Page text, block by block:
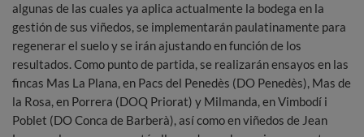
algunas de las cuales ya aplica actualmente la bodega en la
gestión de sus viñedos, se implementarán paulatinamente para
regenerar el suelo y se irán ajustando en función de los
resultados. Como punto de partida, se realizarán ensayos en las
fincas Mas La Plana, en Pacs del Penedès (DO Penedès), Mas de
la Rosa, en Porrera (DOQ Priorat) y Milmanda, en Vimbodí i
Poblet (DO Conca de Barberà), así como en viñedos de Jean